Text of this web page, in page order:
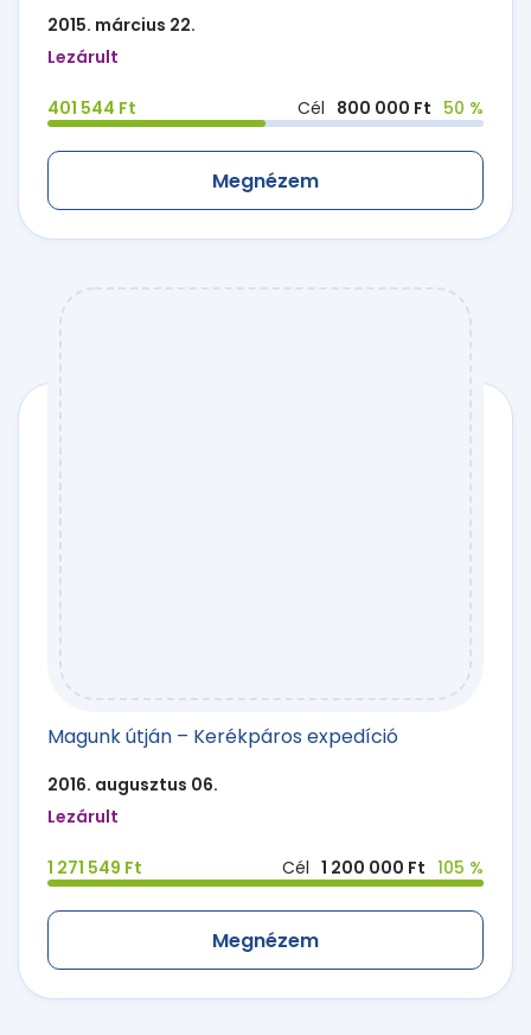
2015. március 22.
Lezárult
401 544 Ft Cél 800 000 Ft 50 %
Megnézem
Magunk útján – Kerékpáros expedíció
2016. augusztus 06.
Lezárult
1 271 549 Ft Cél 1 200 000 Ft 105 %
Megnézem